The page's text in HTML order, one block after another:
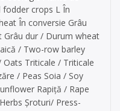
crops L În
În conversie Grâu
Grâu dur / Durum wheat
/ Two-row barley
Oats Triticale / Triticale
/ Peas Soia / Soy
Rapiță / Rape
Șroturi/ Press-